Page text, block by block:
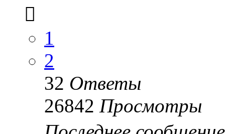
1
2
32 Ответы
26842 Просмотры